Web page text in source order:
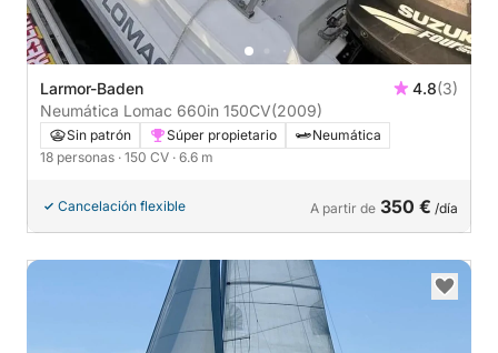
Larmor-Baden 4.8(3)
Neumática Lomac 660in 150CV(2009)
Sin patrón Súper propietario
Neumática
18 personas · 150 CV · 6.6 m
Cancelación flexible A partir de 350 € /día